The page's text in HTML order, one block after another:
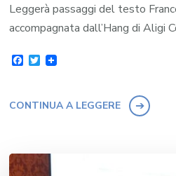
Leggerà passaggi del testo
accompagnata dall’Hang di Aligi
Facebook
Twitter
CONTINUA A LEGGERE